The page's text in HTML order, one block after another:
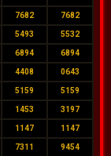
7682 7682
5493 5532
6894 6894
4408 0643
5159 5159
1453 3197
1147 1147
7311 9454